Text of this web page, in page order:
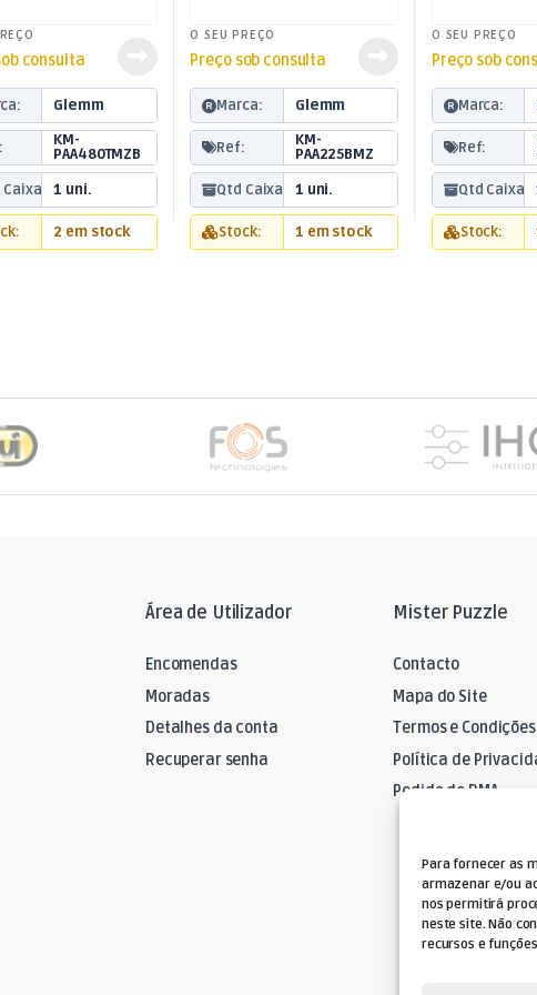
Para fornecer as
armazenar e/ou
nos permitirá
neste site. Não
recursos e
consulta
Glemm
KM-
PAA480TMZB
1 uni.
2 em stock
O SEU PREÇO
Preço sob consulta
Marca: Glemm
Ref:
KM-
PAA225BMZ
Qtd Caixa:
1 uni.
Stock: 1 em stock
O SEU PREÇO
Preço sob
Marca:
Ref:
Qtd Caixa:
Stock:
Área de Utilizador
Encomendas
Moradas
Detalhes da conta
Recuperar senha
Mister Puzzle
Contacto
Mapa do Site
Termos e Condições
Política de
Pedido de RMA